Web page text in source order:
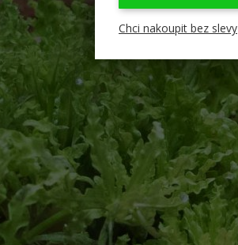
Chci nakoupit bez slevy